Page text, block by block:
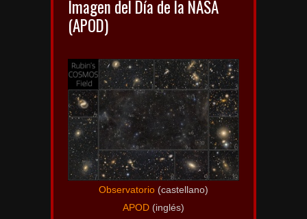
Imagen del Día de la NASA
(APOD)
Observatorio (castellano)
APOD (inglés)